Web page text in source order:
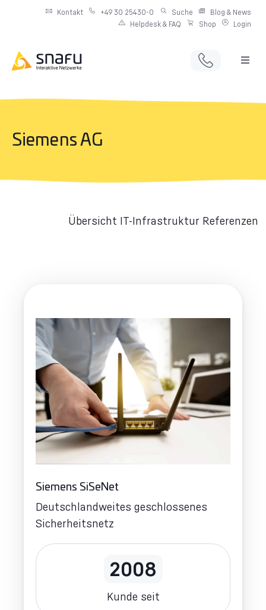
Kontakt +49 30 25430-0 Suche
Blog & News
Helpdesk & FAQ
Shop Login
Netzwerkdienste
Siemens AG
Übersicht IT-Infrastruktur Referenzen
Siemens SiSeNet
Deutschlandweites geschlossenes
Sicherheitsnetz
2008
Kunde seit